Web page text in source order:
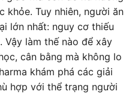
khỏe. Tuy nhiên, người ăn
lớn nhất: nguy cơ thiếu
Vậy làm thế nào để xây
cân bằng mà không lo
khám phá các giải
hợp với thể trạng người